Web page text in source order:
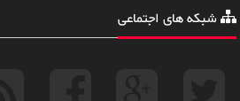
شبکه های اجتماعی